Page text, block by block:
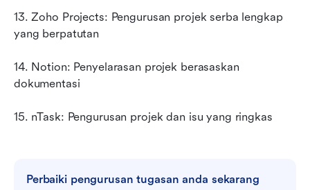
13. Zoho Projects: Pengurusan projek serba lengkap
yang berpatutan
14. Notion: Penyelarasan projek berasaskan
dokumentasi
15. nTask: Pengurusan projek dan isu yang ringkas
Perbaiki pengurusan tugasan anda sekarang